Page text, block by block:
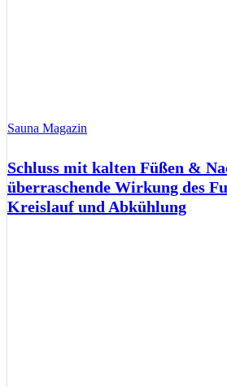
Sauna Magazin
Schluss mit kalten Füßen &
überraschende Wirkung des
Kreislauf und Abkühlung